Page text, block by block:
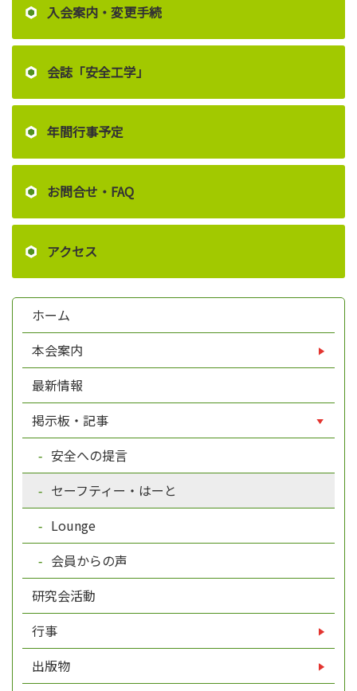
入会案内・変更手続
会誌「安全工学」
年間行事予定
お問合せ・FAQ
アクセス
ホーム
本会案内
最新情報
掲示板・記事
安全への提言
セーフティー・はーと
Lounge
会員からの声
研究会活動
行事
出版物